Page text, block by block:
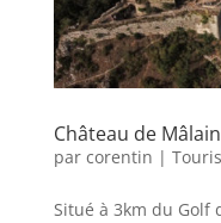
Château de Mâlain
par corentin |
Situé à 3km du Golf